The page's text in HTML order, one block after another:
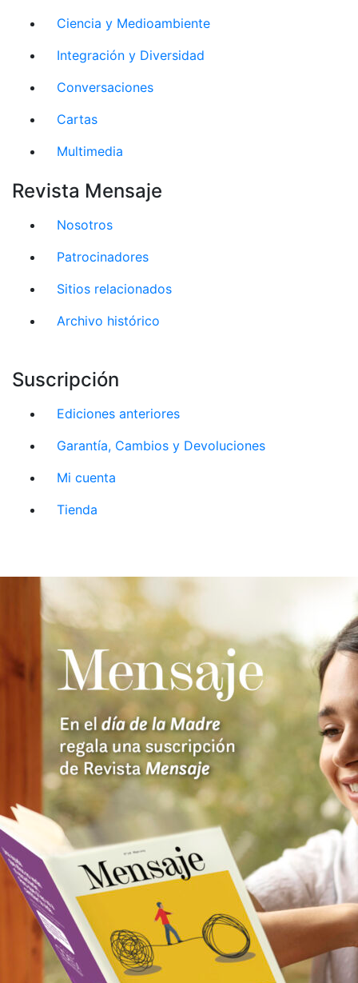
Ciencia y Medioambiente
Integración y Diversidad
Conversaciones
Cartas
Multimedia
Revista Mensaje
Nosotros
Patrocinadores
Sitios relacionados
Archivo histórico
Suscripción
Ediciones anteriores
Garantía, Cambios y Devoluciones
Mi cuenta
Tienda